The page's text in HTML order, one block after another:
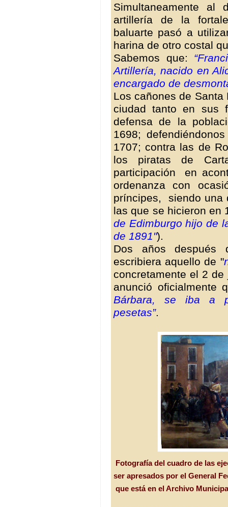
Simultaneamente al
artillería de la
baluarte pasó a
harina de otro costal
Sabemos que:
Artillería, nacido en
encargado de
Los cañones de
ciudad tanto en sus
defensa de la
1698;
1707; contra las de
los piratas de
participación en
ordenanza con
príncipes, siendo una
las que se hicieron en
de Edimburgo hijo de
de 1891").
Dos años después
escribiera aquello de "
concretamente el 2
anunció oficialmente
Bárbara, se iba a
pesetas”.
Fotografía del cuadro de las
ser apresados por el General
que está en el Archivo